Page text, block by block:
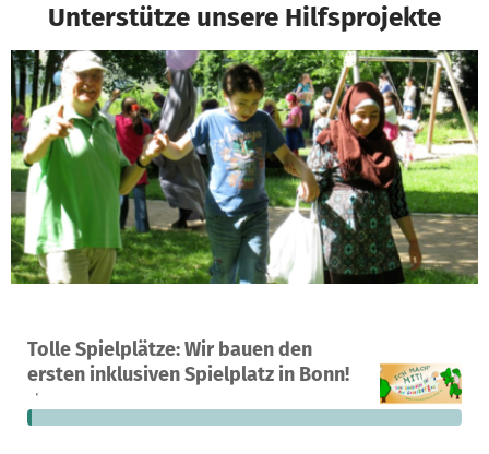
Unterstütze unsere Hilfsprojekte
Tolle Spielplätze: Wir bauen den
ersten inklusiven Spielplatz in Bonn!
Ein Projekt in Bonn, Deutschland
2 1 %
finanziert
8.940 €
fehlen noch